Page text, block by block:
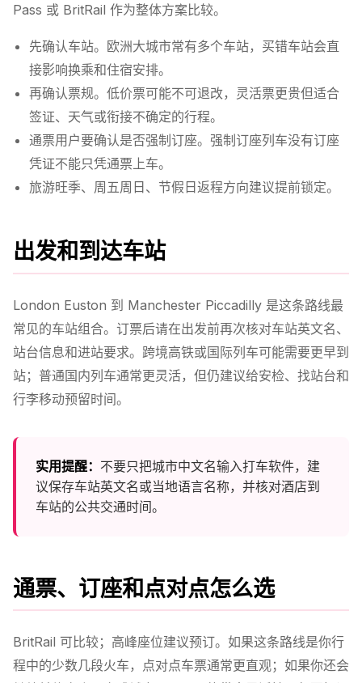
Pass 或 BritRail 作为整体方案比较。
先确认车站。欧洲大城市常有多个车站，买错车站会直
接影响换乘和住宿安排。
再确认票规。低价票可能不可退改，灵活票更贵但适合
签证、天气或衔接不确定的行程。
通票用户要确认是否强制订座。强制订座列车没有订座
凭证不能只凭通票上车。
旅游旺季、周五周日、节假日返程方向建议提前锁定。
出发和到达车站
London Euston 到 Manchester Piccadilly 是这条路线最
常见的车站组合。订票后请在出发前再次核对车站英文名、
站台信息和进站要求。跨境高铁或国际列车可能需要更早到
站；普通国内列车通常更灵活，但仍建议给安检、找站台和
行李移动预留时间。
实用提醒： 不要只把城市中文名输入打车软件，建
议保存车站英文名或当地语言名称，并核对酒店到
车站的公共交通时间。
通票、订座和点对点怎么选
BritRail 可比较；高峰座位建议预订。如果这条路线是你行
程中的少数几段火车，点对点车票通常更直观；如果你还会